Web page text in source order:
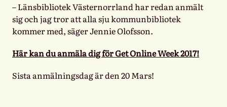
– Länsbibliotek Västernorrland har redan anmält
sig och jag tror att alla sju kommunbibliotek
kommer med, säger Jennie Olofsson.
Här kan du anmäla dig för Get Online Week 2017!
Sista anmälningsdag är den 20 Mars!